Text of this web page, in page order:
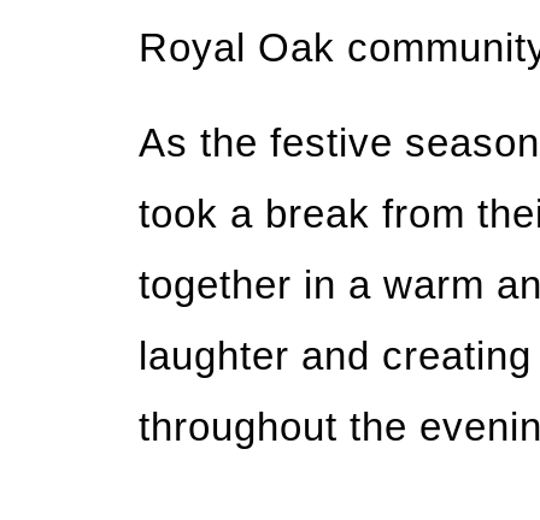
Royal Oak
As the festive
took a break from
together in a warm
laughter and
throughout the